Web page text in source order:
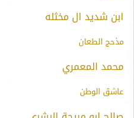
ابن شديد ال مخثله
مذحج الطعان
محمد المعمري
عاشق الوطن